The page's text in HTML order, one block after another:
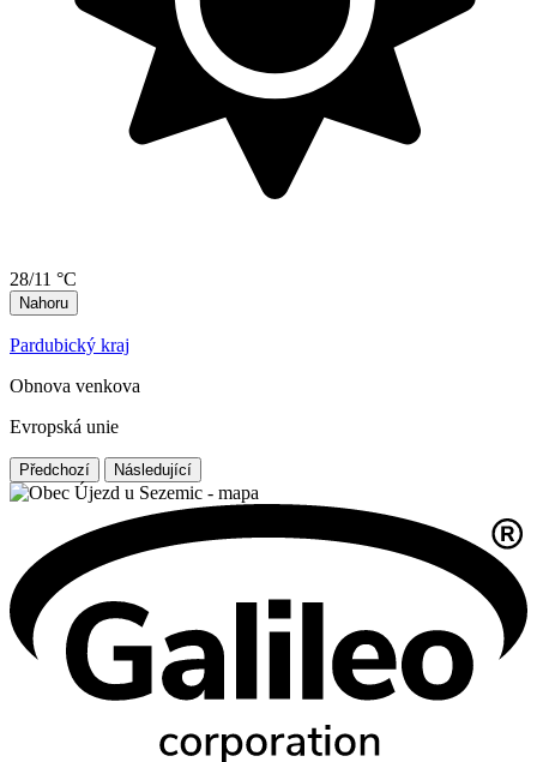
28/11 °C
Nahoru
Pardubický kraj
Obnova venkova
Evropská unie
Předchozí Následující